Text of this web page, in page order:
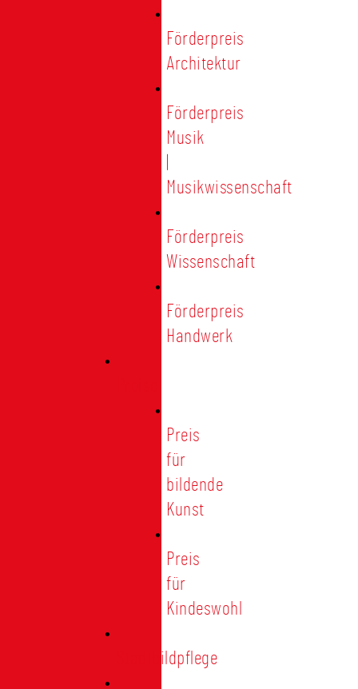
Förderpreis
Architektur
Förderpreis
Musik
Musikwissenschaft
Förderpreis
Wissenschaft
Förderpreis
Handwerk
Preis
für
bildende
Kunst
Preis
für
Kindeswohl
Stadtbildpflege